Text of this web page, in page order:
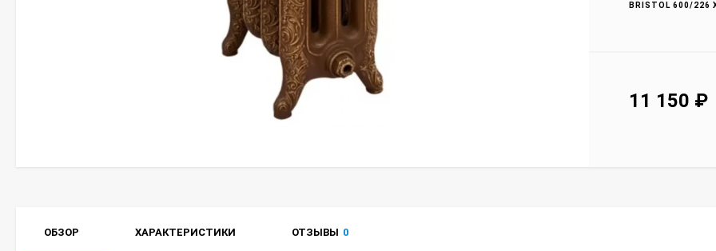
BRISTOL 600/226
11 150 ₽
ОБЗОР ХАРАКТЕРИСТИКИ ОТЗЫВЫ 0